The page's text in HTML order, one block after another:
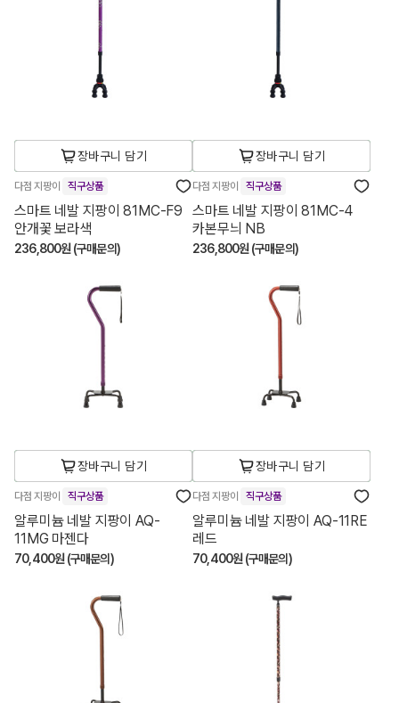
장바구니 담기
다점 지팡이 직구상품
스마트 네발 지팡이 81MC-F9
안개꽃 보라색
236,800원 (구매문의)
장바구니 담기
다점 지팡이 직구상품
스마트 네발 지팡이 81MC-4
카본무늬 NB
236,800원 (구매문의)
장바구니 담기
다점 지팡이 직구상품
알루미늄 네발 지팡이 AQ-
11MG 마젠다
70,400원 (구매문의)
장바구니 담기
다점 지팡이 직구상품
알루미늄 네발 지팡이 AQ-11RE
레드
70,400원 (구매문의)